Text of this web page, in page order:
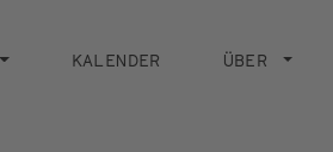
KALENDER ÜBER